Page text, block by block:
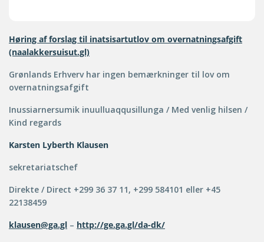
Høring af forslag til inatsisartutlov om overnatningsafgift
(naalakkersuisut.gl)
Grønlands Erhverv har ingen bemærkninger til lov om
overnatningsafgift
Inussiarnersumik inuulluaqqusillunga / Med venlig hilsen /
Kind regards
Karsten Lyberth Klausen
sekretariatschef
Direkte / Direct +299 36 37 11, +299 584101 eller +45
22138459
klausen@ga.gl – http://ge.ga.gl/da-dk/